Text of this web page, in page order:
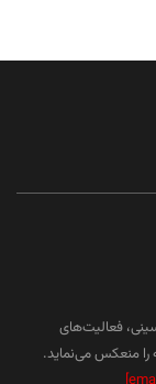
فعالیت‌های
را منعکس می‌نماید.